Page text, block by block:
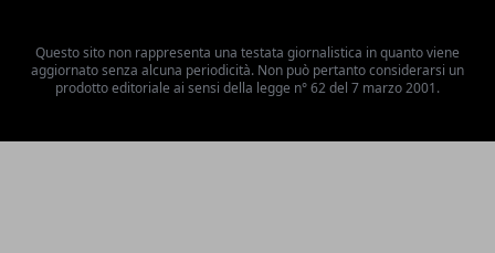
Questo sito non rappresenta una testata giornalistica in quanto viene
aggiornato senza alcuna periodicità. Non può pertanto considerarsi un
prodotto editoriale ai sensi della legge n° 62 del 7 marzo 2001.